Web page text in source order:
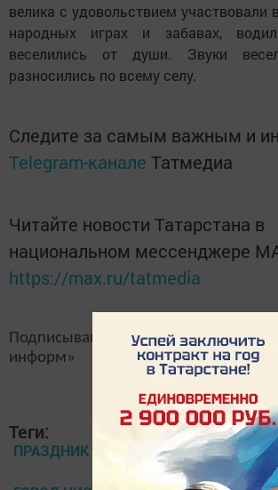
велика с удовольствием­ участ­вовали
народных играх и забавах,
веселились от души. Звуки
разносились по всему селу.
Следите за самым важным и
Telegram-канале Татмедиа
Читайте новости Татарстана в
национальном мессенджере
https://max.ru/tatmedia
Подписывайтесь на нашканал
информ»
Теги:
ПРАЗДНИК